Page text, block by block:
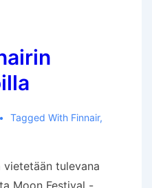
Tagged With Finnair,
vietetään tulevana
Moon Festival -